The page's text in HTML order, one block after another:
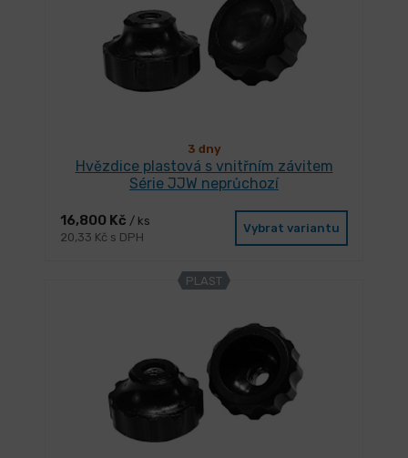
3 dny
Hvězdice plastová s vnitřním závitem
Série JJW neprůchozí
16,800 Kč / ks
20,33 Kč s DPH
Vybrat variantu
PLAST